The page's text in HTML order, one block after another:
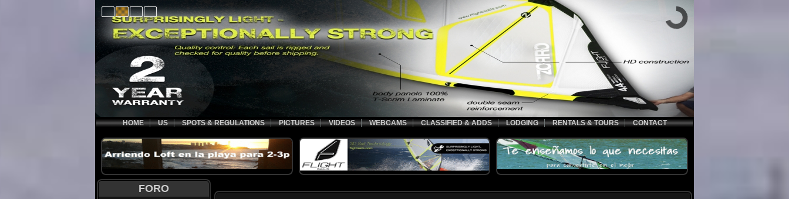
HOME US SPOTS & REGULATIONS PICTURES VIDEOS WEBCAMS CLASSIFIED & ADDS LODGING RENTALS & TOURS CONTACT
FORO